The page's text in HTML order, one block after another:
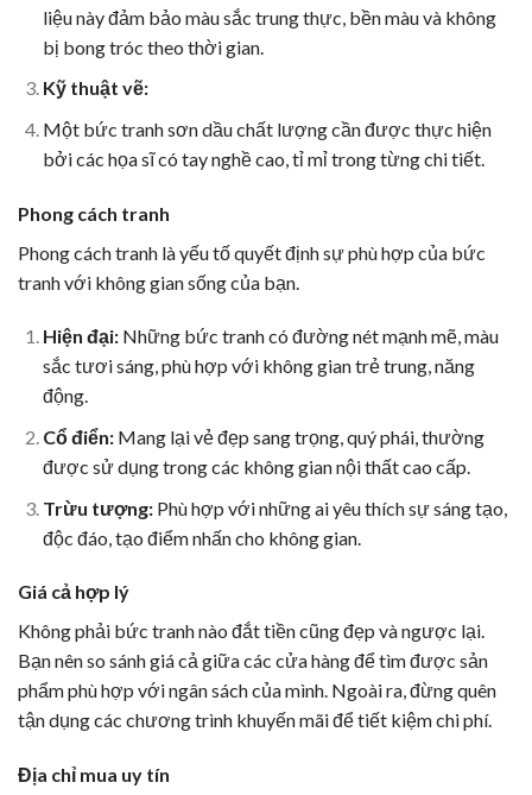
liệu này đảm bảo màu sắc trung thực, bền màu và không
bị bong tróc theo thời gian.
Kỹ thuật vẽ:
Một bức tranh sơn dầu chất lượng cần được thực hiện
bởi các họa sĩ có tay nghề cao, tỉ mỉ trong từng chi tiết.
Phong cách tranh
Phong cách tranh là yếu tố quyết định sự phù hợp của bức
tranh với không gian sống của bạn.
Hiện đại:Những bức tranh có đường nét mạnh mẽ, màu
sắc tươi sáng, phù hợp với không gian trẻ trung, năng
động.
Cổ điển:Mang lại vẻ đẹp sang trọng, quý phái, thường
được sử dụng trong các không gian nội thất cao cấp.
Trừu tượng:Phù hợp với những ai yêu thích sự sáng tạo,
độc đáo, tạo điểm nhấn cho không gian.
Giá cả hợp lý
Không phải bức tranh nào đắt tiền cũng đẹp và ngược lại.
Bạn nên so sánh giá cả giữa các cửa hàng để tìm được sản
phẩm phù hợp với ngân sách của mình. Ngoài ra, đừng quên
tận dụng các chương trình khuyến mãi để tiết kiệm chi phí.
Địa chỉ mua uy tín